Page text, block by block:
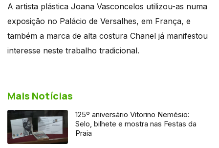
A artista plástica Joana Vasconcelos utilizou-as numa
exposição no Palácio de Versalhes, em França, e
também a marca de alta costura Chanel já manifestou
interesse neste trabalho tradicional.
Mais Notícias
125º aniversário Vitorino Nemésio:
Selo, bilhete e mostra nas Festas da
Praia